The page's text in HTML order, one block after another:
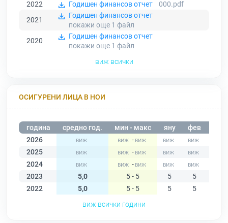
2022 Годишен финансов отчет
000.pdf
2021
Годишен финансов отчет
покажи още 1 файл
2020
Годишен финансов отчет
покажи още 1 файл
виж всички
ОСИГУРЕНИ ЛИЦА В НОИ
година средно год. мин - макс яну фев
2026
-
2025
-
2024
-
2023
5,0 5 - 5 5 5
2022
5,0 5 - 5 5 5
виж всички години